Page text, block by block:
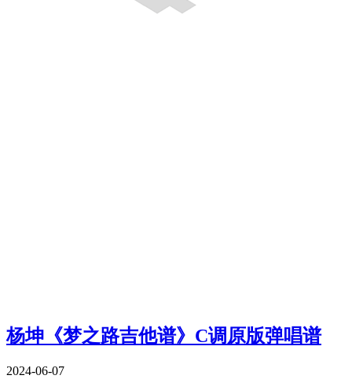
杨坤《梦之路吉他谱》C调原版弹唱谱
2024-06-07